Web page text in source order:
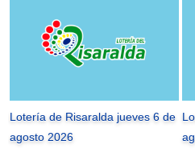
Lotería de Risaralda jueves 6 de
agosto 2026